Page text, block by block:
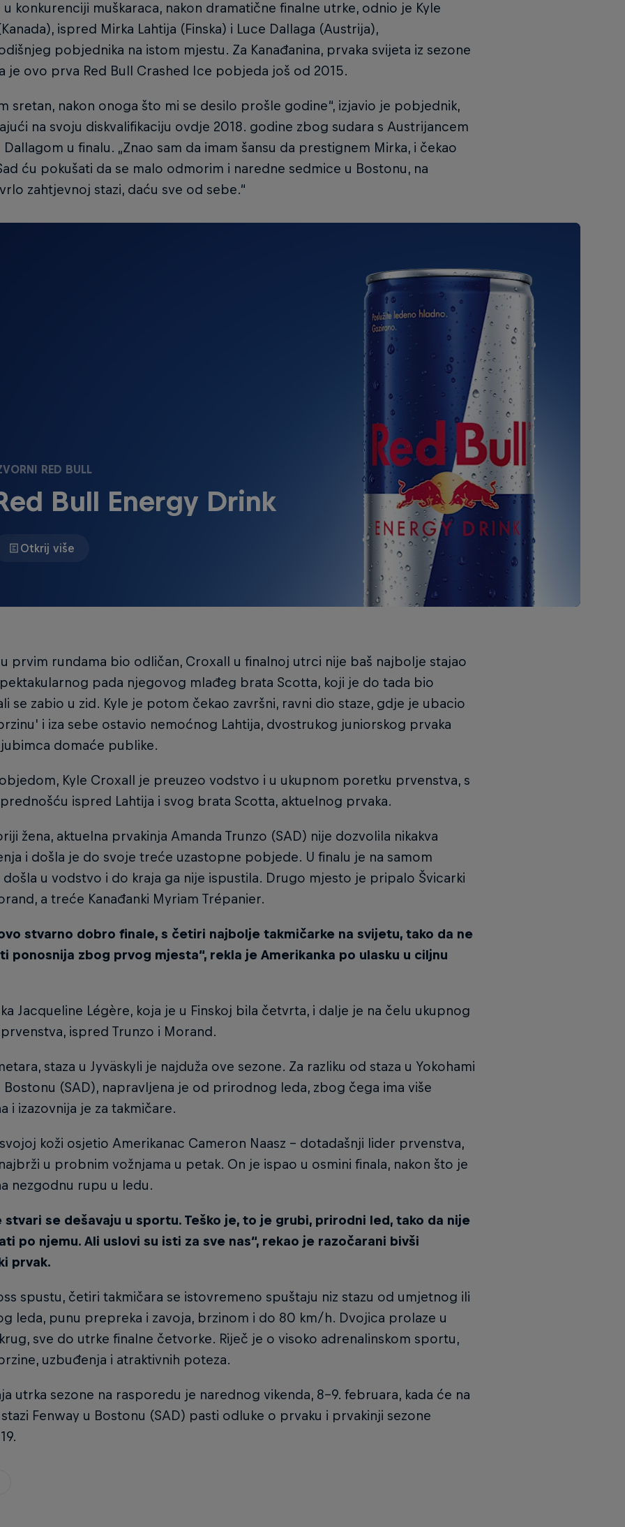
konkurenciji muškaraca, nakon dramatične finalne utrke, odnio je Kyle
ispred Mirka Lahtija (Finska) i Luce Dallaga (Austrija),
pobjednika na istom mjestu. Za Kanađanina, prvaka svijeta iz sezone
je ovo prva Red Bull Crashed Ice pobjeda još od 2015.
sretan, nakon onoga što mi se desilo prošle godine“, izjavio je pobjednik,
na svoju diskvalifikaciju ovdje 2018. godine zbog sudara s Austrijancem
u finalu. „Znao sam da imam šansu da prestignem Mirka, i čekao
ću pokušati da se malo odmorim i naredne sedmice u Bostonu, na
zahtjevnoj stazi, daću sve od sebe.“
RED BULL
Bull Energy Drink
Otkrij više
prvim rundama bio odličan, Croxall u finalnoj utrci nije baš najbolje stajao
pada njegovog mlađeg brata Scotta, koji je do tada bio
se zabio u zid. Kyle je potom čekao završni, ravni dio staze, gdje je ubacio
i iza sebe ostavio nemoćnog Lahtija, dvostrukog juniorskog prvaka
domaće publike.
Kyle Croxall je preuzeo vodstvo i u ukupnom poretku prvenstva, s
ispred Lahtija i svog brata Scotta, aktuelnog prvaka.
žena, aktuelna prvakinja Amanda Trunzo (SAD) nije dozvolila nikakva
i došla je do svoje treće uzastopne pobjede. U finalu je na samom
u vodstvo i do kraja ga nije ispustila. Drugo mjesto je pripalo Švicarki
a treće Kanađanki Myriam Trépanier.
stvarno dobro finale, s četiri najbolje takmičarke na svijetu, tako da ne
ponosnija zbog prvog mjesta“, rekla je Amerikanka po ulasku u ciljnu
Jacqueline Légère, koja je u Finskoj bila četvrta, i dalje je na čelu ukupnog
ispred Trunzo i Morand.
staza u Jyväskyli je najduža ove sezone. Za razliku od staza u Yokohami
Bostonu (SAD), napravljena je od prirodnog leda, zbog čega ima više
i izazovnija je za takmičare.
koži osjetio Amerikanac Cameron Naasz - dotadašnji lider prvenstva,
u probnim vožnjama u petak. On je ispao u osmini finala, nakon što je
nezgodnu rupu u ledu.
stvari se dešavaju u sportu. Teško je, to je grubi, prirodni led, tako da nije
po njemu. Ali uslovi su isti za sve nas“, rekao je razočarani bivši
prvak.
spustu, četiri takmičara se istovremeno spuštaju niz stazu od umjetnog ili
leda, punu prepreka i zavoja, brzinom i do 80 km/h. Dvojica prolaze u
sve do utrke finalne četvorke. Riječ je o visoko adrenalinskom sportu,
uzbuđenja i atraktivnih poteza.
utrka sezone na rasporedu je narednog vikenda, 8-9. februara, kada će na
Fenway u Bostonu (SAD) pasti odluke o prvaku i prvakinji sezone